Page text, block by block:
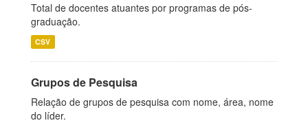
Total de docentes atuantes por programas de pós-
graduação.
CSV
Grupos de Pesquisa
Relação de grupos de pesquisa com nome, área, nome
do líder.